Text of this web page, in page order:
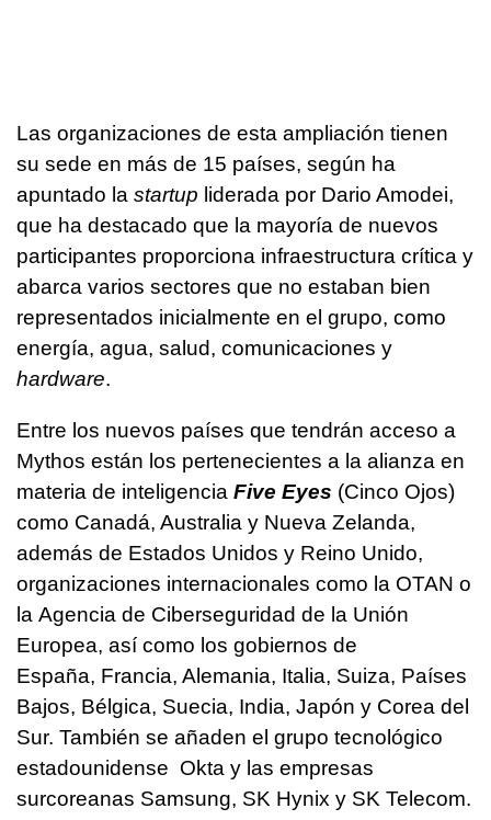
Las organizaciones de esta ampliación tienen
su sede en más de 15 países, según ha
apuntado la startup liderada por Dario Amodei,
que ha destacado que la mayoría de nuevos
participantes proporciona infraestructura crítica y
abarca varios sectores que no estaban bien
representados inicialmente en el grupo, como
energía, agua, salud, comunicaciones y
hardware.
Entre los nuevos países que tendrán acceso a
Mythos están los pertenecientes a la alianza en
materia de inteligencia Five Eyes (Cinco Ojos)
como Canadá, Australia y Nueva Zelanda,
además de Estados Unidos y Reino Unido,
organizaciones internacionales como la OTAN o
la Agencia de Ciberseguridad de la Unión
Europea, así como los gobiernos de
España, Francia, Alemania, Italia, Suiza, Países
Bajos, Bélgica, Suecia, India, Japón y Corea del
Sur. También se añaden el grupo tecnológico
estadounidense Okta y las empresas
surcoreanas Samsung, SK Hynix y SK Telecom.